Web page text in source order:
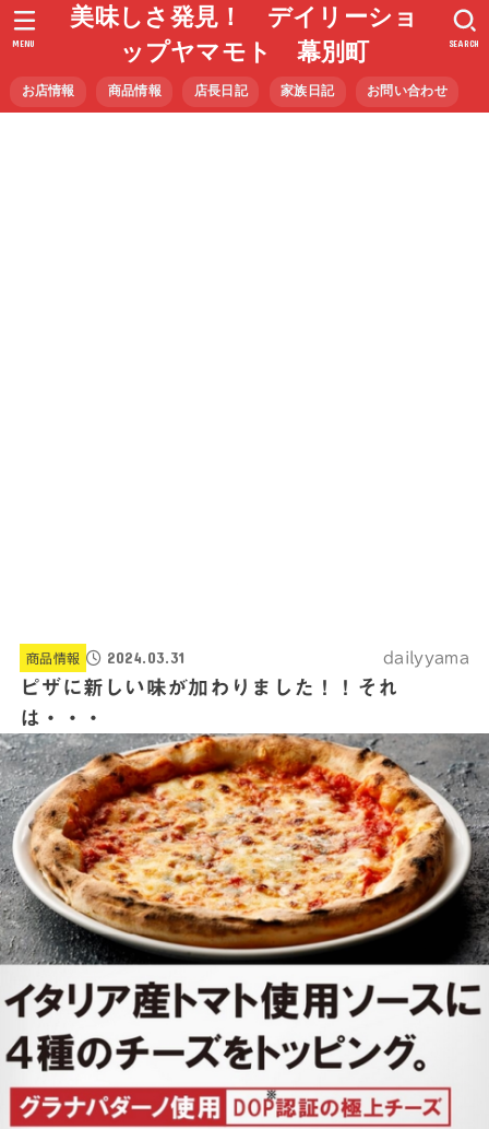
美味しさ発見！ デイリーショ
ップヤマモト 幕別町
お店情報 商品情報 店長日記 家族日記 お問い合わせ
SEARCH
MENU
商品情報 2024.03.31 dailyyama
ピザに新しい味が加わりました！！それ
は・・・